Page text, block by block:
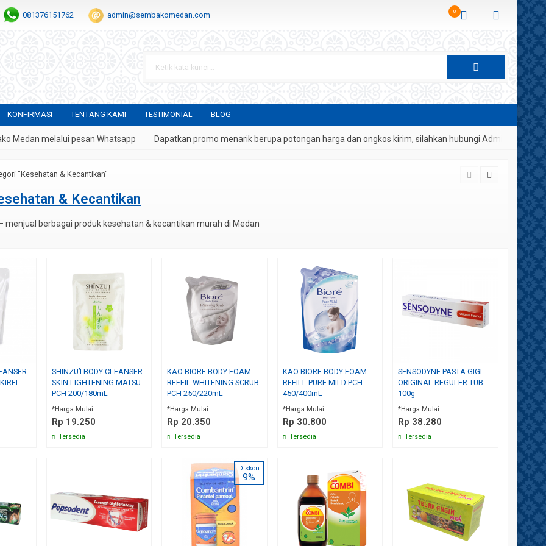
081376151762 admin@sembakomedan.com 0
KONFIRMASI TENTANG KAMI TESTIMONIAL BLOG
melalui pesan Whatsapp Dapatkan promo menarik berupa potongan harga dan ongkos kirim, silahkan hubungi Admin Sembako
"Kesehatan & Kecantikan"
& Kecantikan
menjual berbagai produk kesehatan & kecantikan murah di Medan
SHINZU’I BODY CLEANSER
SKIN LIGHTENING MATSU
PCH 200/180mL
*Harga Mulai
Rp 19.250
Tersedia
KAO BIORE BODY FOAM
REFFIL WHITENING SCRUB
PCH 250/220mL
*Harga Mulai
Rp 20.350
Tersedia
KAO BIORE BODY FOAM
REFILL PURE MILD PCH
450/400mL
*Harga Mulai
Rp 30.800
Tersedia
SENSODYNE PASTA GIGI
ORIGINAL REGULER TUB
100g
*Harga Mulai
Rp 38.280
Tersedia
Diskon
9%